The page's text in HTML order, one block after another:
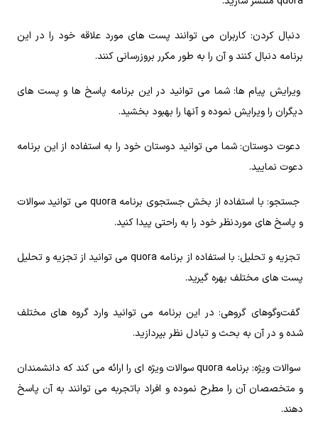
دنبال کردن: کاربران می‌ توانند پست‌ های مورد علاقه خود را در این
برنامه دنبال کنند و آن را به‌ طور مکرر بروزرسانی کنند.
ویرایش پیام‌ ها: شما می‌ توانید در این برنامه پاسخ‌ ها و پست‌ های
دیگران را ویرایش نموده و آنها را بهبود بخشید.
دعوت دوستان: شما می‌ توانید دوستان خود را به استفاده از این برنامه
دعوت نمایید.
جستجو: با استفاده از بخش جستجوی برنامه quora می‌ توانید سوالات
و پاسخ‌ های موردنظر خود را به‌ راحتی پیدا کنید.
تجزیه‌ و تحلیل: با استفاده از برنامه quora می‌ توانید از تجزیه‌ و تحلیل
پست‌ های مختلف بهره گیرید.
گفت‌وگوهای گروهی: در این برنامه می‌ توانید وارد گروه‌ های مختلف
شده و در آن به بحث و تبادل نظر بپردازید.
سوالات ویژه: برنامه quora سوالات ویژه‌ ای را ارائه می‌ کند که دانشمندان
و متخصصان آن را مطرح نموده و افراد باتجربه می‌ توانند به آن پاسخ
دهند.